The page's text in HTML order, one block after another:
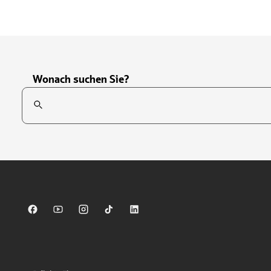
Wonach suchen Sie?
Suchfeld
Sparkasse auf Facebook
Sparkasse auf Youtube
Sparkasse auf Instagram
Sparkasse auf TikTok
Sparkasse auf LinkedIn